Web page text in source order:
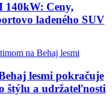
140kW: Ceny,
ladeného SUV
lesmi pokračuje
štýlu a udržateľnosti